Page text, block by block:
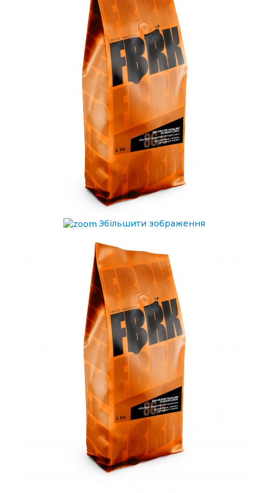
Збільшити зображення